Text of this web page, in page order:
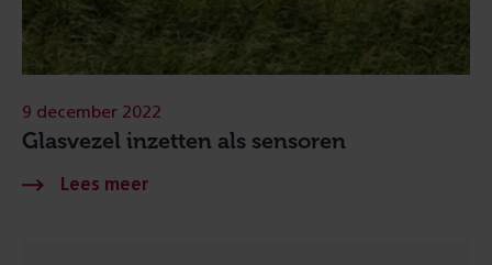
Glasvezel inzetten als sensoren
9 december 2022